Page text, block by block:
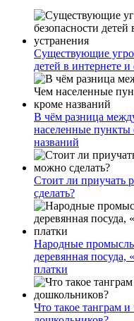
Существующие
детей в интернете
В чём разница
населенные пункты
названий
Стоит ли приучать
сделать?
Народные
деревянная
платки
Что такое танграм и